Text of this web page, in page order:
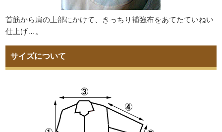
首筋から肩の上部にかけて、きっちり補強布をあてたていねい
仕上げ…。
サイズについて